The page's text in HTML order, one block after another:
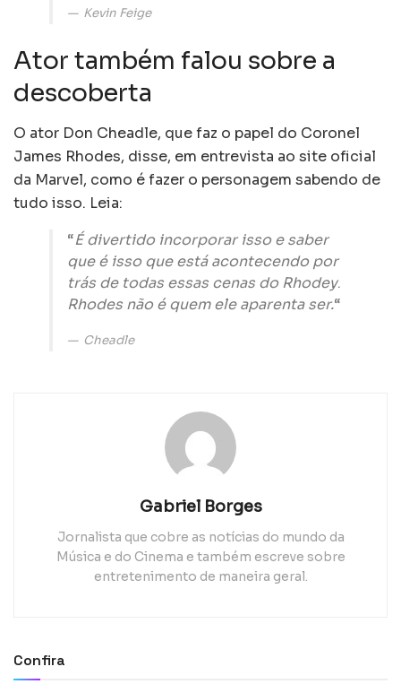
Kevin Feige
Ator também falou sobre a
descoberta
O ator Don Cheadle, que faz o papel do Coronel
James Rhodes, disse, em entrevista ao site oficial
da Marvel, como é fazer o personagem sabendo de
tudo isso. Leia:
“É divertido incorporar isso e saber
que é isso que está acontecendo por
trás de todas essas cenas do Rhodey.
Rhodes não é quem ele aparenta ser.“
Cheadle
Gabriel Borges
Jornalista que cobre as notícias do mundo da
Música e do Cinema e também escreve sobre
entretenimento de maneira geral.
Confira